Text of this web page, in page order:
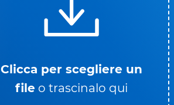
Clicca per scegliere un
file o trascinalo qui